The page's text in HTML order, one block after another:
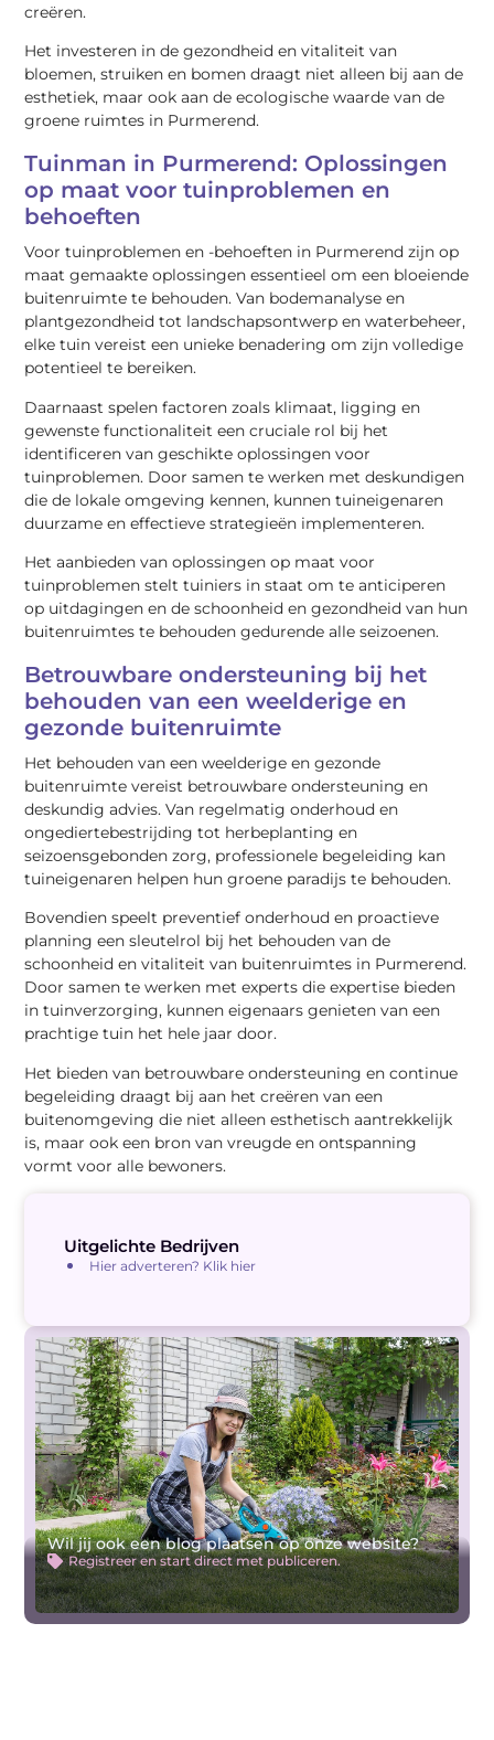
creëren.
Het investeren in de gezondheid en vitaliteit van
bloemen, struiken en bomen draagt niet alleen bij aan de
esthetiek, maar ook aan de ecologische waarde van de
groene ruimtes in Purmerend.
Tuinman in Purmerend: Oplossingen
op maat voor tuinproblemen en
behoeften
Voor tuinproblemen en -behoeften in Purmerend zijn op
maat gemaakte oplossingen essentieel om een bloeiende
buitenruimte te behouden. Van bodemanalyse en
plantgezondheid tot landschapsontwerp en waterbeheer,
elke tuin vereist een unieke benadering om zijn volledige
potentieel te bereiken.
Daarnaast spelen factoren zoals klimaat, ligging en
gewenste functionaliteit een cruciale rol bij het
identificeren van geschikte oplossingen voor
tuinproblemen. Door samen te werken met deskundigen
die de lokale omgeving kennen, kunnen tuineigenaren
duurzame en effectieve strategieën implementeren.
Het aanbieden van oplossingen op maat voor
tuinproblemen stelt tuiniers in staat om te anticiperen
op uitdagingen en de schoonheid en gezondheid van hun
buitenruimtes te behouden gedurende alle seizoenen.
Betrouwbare ondersteuning bij het
behouden van een weelderige en
gezonde buitenruimte
Het behouden van een weelderige en gezonde
buitenruimte vereist betrouwbare ondersteuning en
deskundig advies. Van regelmatig onderhoud en
ongediertebestrijding tot herbeplanting en
seizoensgebonden zorg, professionele begeleiding kan
tuineigenaren helpen hun groene paradijs te behouden.
Bovendien speelt preventief onderhoud en proactieve
planning een sleutelrol bij het behouden van de
schoonheid en vitaliteit van buitenruimtes in Purmerend.
Door samen te werken met experts die expertise bieden
in tuinverzorging, kunnen eigenaars genieten van een
prachtige tuin het hele jaar door.
Het bieden van betrouwbare ondersteuning en continue
begeleiding draagt bij aan het creëren van een
buitenomgeving die niet alleen esthetisch aantrekkelijk
is, maar ook een bron van vreugde en ontspanning
vormt voor alle bewoners.
Uitgelichte Bedrijven
Hier adverteren? Klik hier
Wil jij ook een blog plaatsen op onze website?
Registreer en start direct met publiceren.